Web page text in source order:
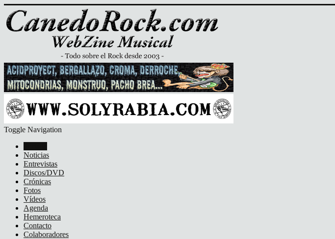
Toggle Navigation
Noticias
Entrevistas
Discos/DVD
Crónicas
Fotos
Vídeos
Agenda
Hemeroteca
Contacto
Colaboradores